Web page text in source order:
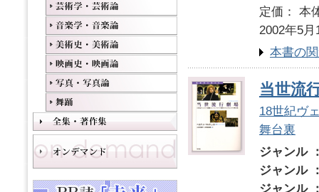
定価：
2002年5月
本書の
当世流
18世紀ヴ
舞台裏
ジャンル
ジャンル
ジャンル